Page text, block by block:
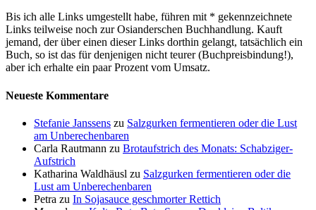
Bis ich alle Links umgestellt habe, führen mit * gekennzeichnete
Links teilweise noch zur Osianderschen Buchhandlung. Kauft
jemand, der über einen dieser Links dorthin gelangt, tatsächlich ein
Buch, so ist das für denjenigen nicht teurer (Buchpreisbindung!),
aber ich erhalte ein paar Prozent vom Umsatz.
Neueste Kommentare
Stefanie Janssens zu Salzgurken fermentieren oder die Lust
am Unberechenbaren
Carla Rautmann zu Brotaufstrich des Monats: Schabziger-
Aufstrich
Katharina Waldhäusl zu Salzgurken fermentieren oder die
Lust am Unberechenbaren
Petra zu In Sojasauce geschmorter Rettich